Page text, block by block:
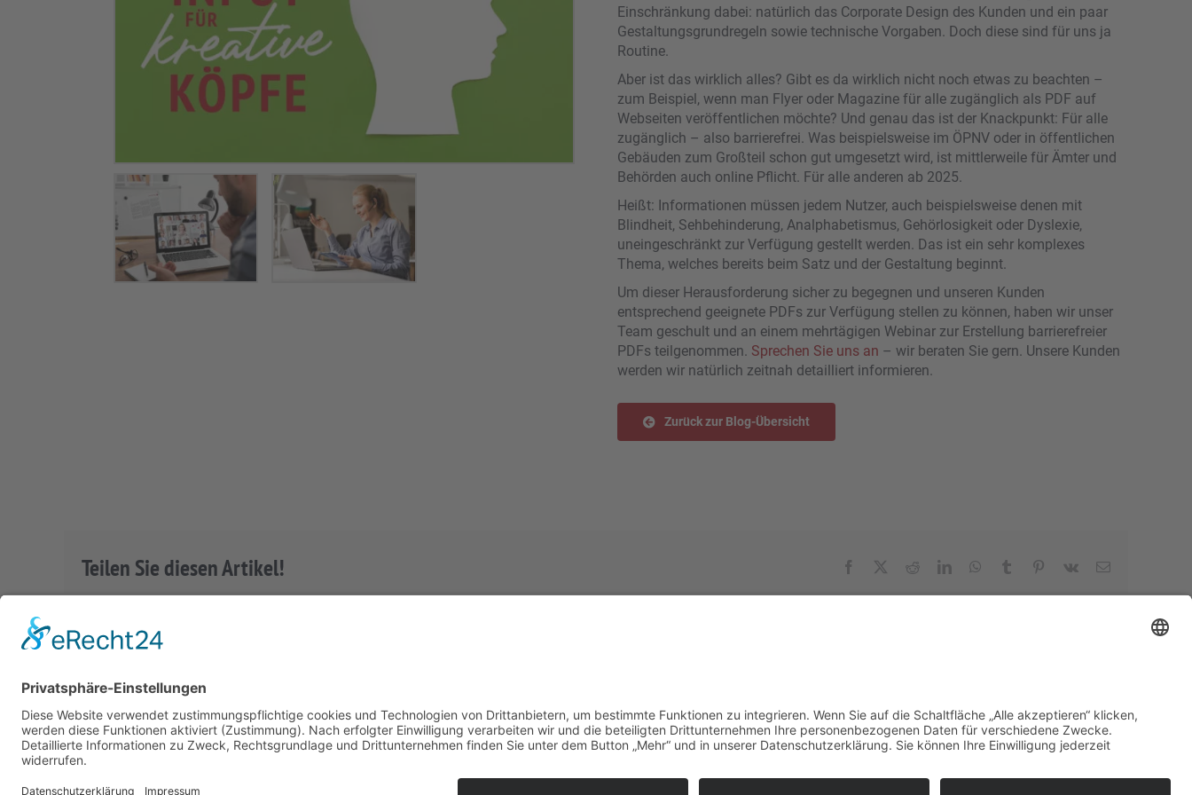
Einschränkung dabei: natürlich das Corporate Design des Kunden und ein paar
Gestaltungsgrundregeln sowie technische Vorgaben. Doch diese sind für uns ja
Routine.
Aber ist das wirklich alles? Gibt es da wirklich nicht noch etwas zu beachten –
zum Beispiel, wenn man Flyer oder Magazine für alle zugänglich als PDF auf
Webseiten veröffentlichen möchte? Und genau das ist der Knackpunkt: Für alle
zugänglich – also barrierefrei. Was beispielsweise im ÖPNV oder in öffentlichen
Gebäuden zum Großteil schon gut umgesetzt wird, ist mittlerweile für Ämter und
Behörden auch online Pflicht. Für alle anderen ab 2025.
Heißt: Informationen müssen jedem Nutzer, auch beispielsweise denen mit
Blindheit, Sehbehinderung, Analphabetismus, Gehörlosigkeit oder Dyslexie,
uneingeschränkt zur Verfügung gestellt werden. Das ist ein sehr komplexes
Thema, welches bereits beim Satz und der Gestaltung beginnt.
Um dieser Herausforderung sicher zu begegnen und unseren Kunden
entsprechend geeignete PDFs zur Verfügung stellen zu können, haben wir unser
Team geschult und an einem mehrtägigen Webinar zur Erstellung barrierefreier
PDFs teilgenommen. Sprechen Sie uns an – wir beraten Sie gern. Unsere Kunden
werden wir natürlich zeitnah detailliert informieren.
Zurück zur Blog-Übersicht
Teilen Sie diesen Artikel! Facebook RedditLinkedInWhatsApp
Tumblr Pinterest
Vk
E-
Impressum| Datenschutz|Downloads|AGB